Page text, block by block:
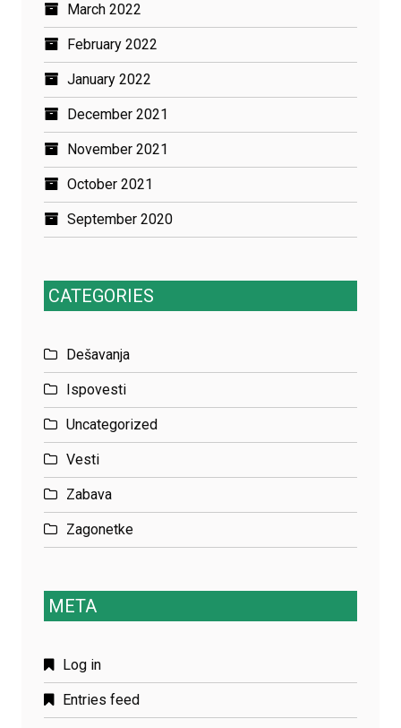
March 2022
February 2022
January 2022
December 2021
November 2021
October 2021
September 2020
CATEGORIES
Dešavanja
Ispovesti
Uncategorized
Vesti
Zabava
Zagonetke
META
Log in
Entries feed